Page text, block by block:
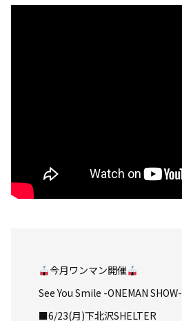
今月ワンマン開催
See You Smile -ONEMAN SHOW-
■6/23(月)下北沢SHELTER